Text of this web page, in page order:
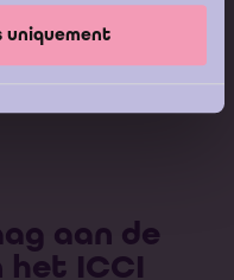
uniquement
aan de
het ICCI